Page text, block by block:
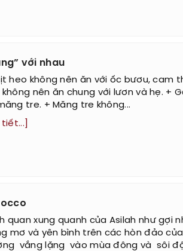
với nhau
heo không nên ăn với ốc bươu, cam
nên ăn chung với lươn và hẹ. +
tre. + Măng tre không...
tiết...]
quan xung quanh của Asilah như gợi
mơ và yên bình trên các hòn đảo
vắng lặng vào mùa đông và sôi